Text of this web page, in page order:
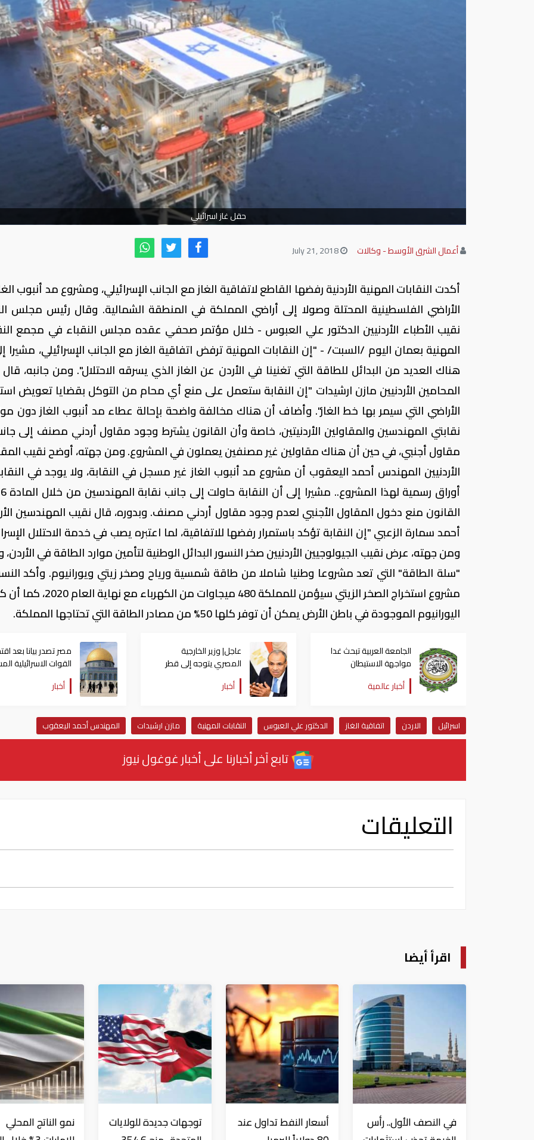
حقل غاز اسرائيلي
أعمال الشرق الأوسط - وكالات
أكدت النقابات المهنية الأردنية رفضها القاطع لاتفاقية الغاز مع الجانب الإسرائيلي، ومشروع مد أنبوب
الأراضي الفلسطينية المحتلة وصولا إلى أراضي المملكة في المنطقة الشمالية. وقال رئيس مجلس
نقيب الأطباء الأردنيين الدكتور علي العبوس - خلال مؤتمر صحفي عقده مجلس النقباء في مجمع
المهنية بعمان اليوم /السبت/ - "إن النقابات المهنية ترفض اتفاقية الغاز مع الجانب الإسرائيلي، مشيرا
هناك العديد من البدائل للطاقة التي تغنينا في الأردن عن الغاز الذي يسرقه الاحتلال". ومن جانبه،
المحامين الأردنيين مازن ارشيدات "إن النقابة ستعمل على منع أي محام من التوكل بقضايا تعويض
الأراضي التي سيمر بها خط الغاز". وأضاف أن هناك مخالفة واضحة بإحالة عطاء مد أنبوب الغاز دون
نقابتي المهندسين والمقاولين الأردنيتين، خاصة وأن القانون يشترط وجود مقاول أردني مصنف إلى
مقاول أجنبي، في حين أن هناك مقاولين غير مصنفين يعملون في المشروع. ومن جهته، أوضح نقيب
الأردنيين المهندس أحمد اليعقوب أن مشروع مد أنبوب الغاز غير مسجل في النقابة، ولا يوجد في
القانون منع دخول المقاول الأجنبي لعدم وجود مقاول أردني مصنف. وبدوره، قال نقيب المهندسين
أحمد سمارة الزعبي "إن النقابة تؤكد باستمرار رفضها للاتفاقية، لما اعتبره يصب في خدمة الاحتلال
ومن جهته، عرض نقيب الجيولوجيين الأردنيين صخر النسور البدائل الوطنية لتأمين موارد الطاقة في الأردن،
"سلة الطاقة" التي تعد مشروعا وطنيا شاملا من طاقة شمسية ورياح وصخر زيتي ويورانيوم. وأكد
مشروع استخراج الصخر الزيتي سيؤمن للمملكة 480 ميجاوات من
اليورانيوم الموجودة في باطن الأرض يمكن أن توفر كلها 50% من مصادر الطاقة التي تحتاجها المملكة.
الجامعة العربية تبحث غدا
مواجهة الاستيطان
الاسرائيلي في الضفة
الغربية
أخبار عالمية
عاجل| وزير الخارجية
المصري يتوجه إلى قطر
لبحث سبل التعامل مع
التصعيد الاسرائيلى
أخبار
مصر تصدر بيانا بعد
القوات الاسرائيلية
الأقصى
أخبار
اسرائيل الاردن اتفاقية الغاز الدكتور علي العبوس النقابات المهنية مازن ارشيدات المهندس أحمد اليعقوب
تابع آخر أخبارنا على أخبار غوغول نيوز
التعليقات
اقرأ أيضا
في النصف الأول.. رأس
أسعار النفط تداول عند
توجهات جديدة للولايات
نمو الناتج المحلي